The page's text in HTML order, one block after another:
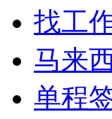
找工
马来
单程